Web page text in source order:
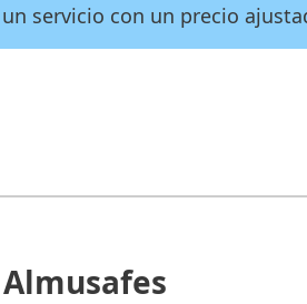
servicio con un precio